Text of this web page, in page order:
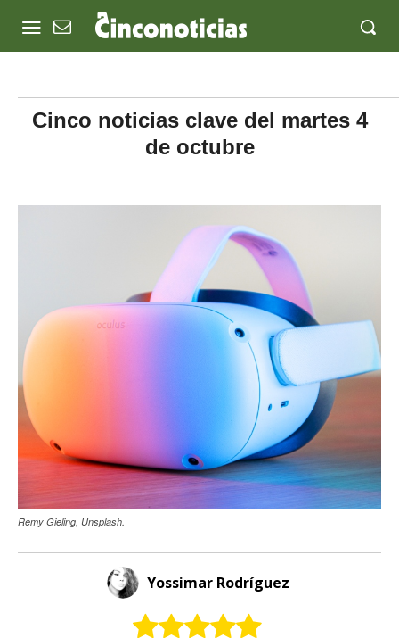
Cinco noticias clave del martes 4
de octubre
Remy Gieling, Unsplash.
Yossimar Rodríguez